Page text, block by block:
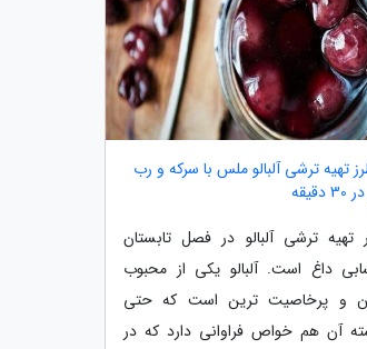
تهیه ترشی آلبالو ملس با سرکه و رب
تهیه ترشی آلبالو در فصل تابستان
داغ است. آلبالو یکی از محبوب
و پرخاصیت ترین است که حتی
آن هم خواص فراوانی دارد که در